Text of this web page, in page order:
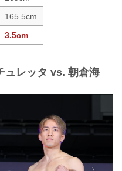
165.5cm
3.5cm
ュレッタ vs. 朝倉海